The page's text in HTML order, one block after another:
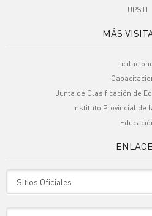
UPSTI
MÁS
Junta de Clasificación de
Instituto Provincial de